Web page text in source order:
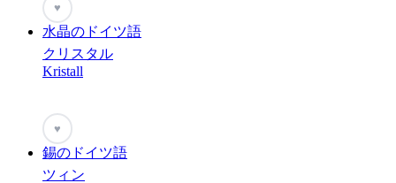
♥
水晶のドイツ語
クリスタル
Kristall
♥
錫のドイツ語
ツィン